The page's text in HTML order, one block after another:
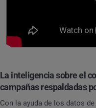
La inteligencia sobre el
campañas respaldadas
Con la ayuda de los datos de